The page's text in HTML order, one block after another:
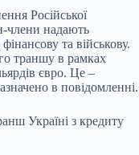
Російської
члени надають
та військову.
траншу в рамках
євро. Це –
в повідомленні.